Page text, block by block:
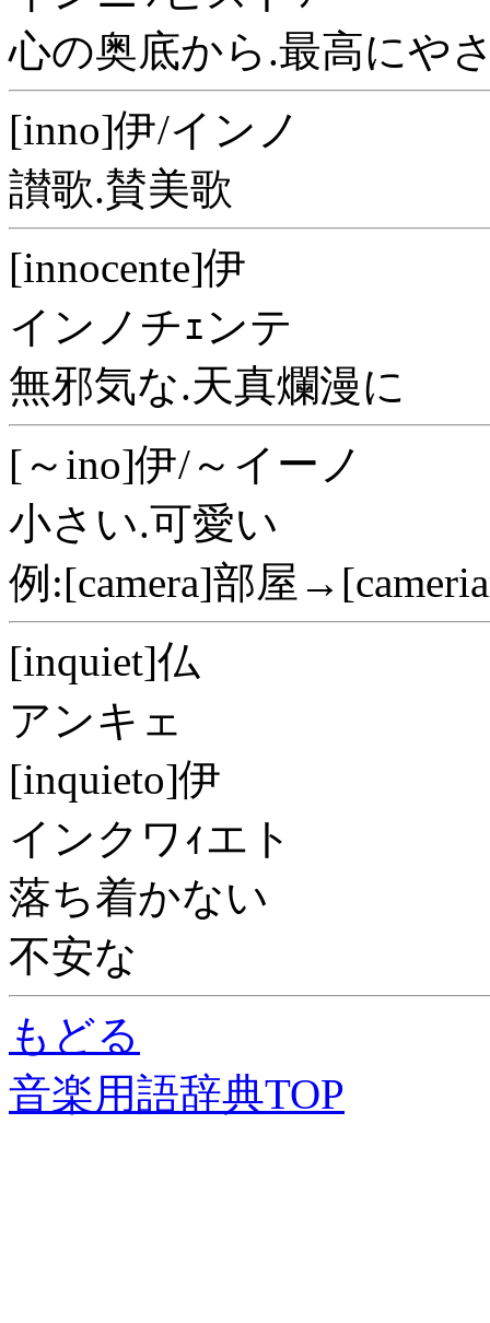
心の奥底から.最高にや
[inno]伊/インノ
讃歌.賛美歌
[innocente]伊
インノチｪンテ
無邪気な.天真爛漫に
[～ino]伊/～イーノ
小さい.可愛い
例:[camera]部屋
[inquiet]仏
アンキェ
[inquieto]伊
インクワｨエト
落ち着かない
不安な
もどる
音楽用語辞典TOP